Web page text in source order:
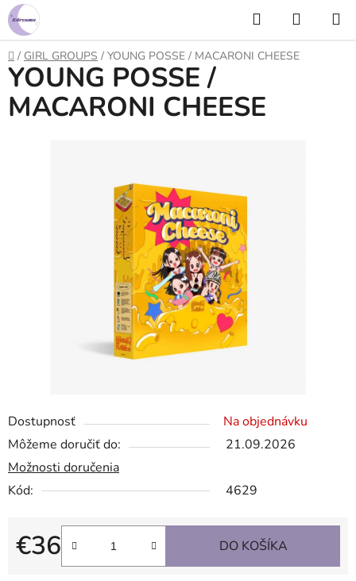
Prejsť
na
obsah
Hľadať
KOŠÍK
Domov
/ GIRL GROUPS / YOUNG POSSE / MACARONI CHEESE
Dostupnosť
Na objednávku
Môžeme doručiť do:
21.09.2026
Možnosti doručenia
Kód:
4629
€36
Jednotková cena:
DO KOŠÍKA
YOUNG POSSE /
MACARONI CHEESE